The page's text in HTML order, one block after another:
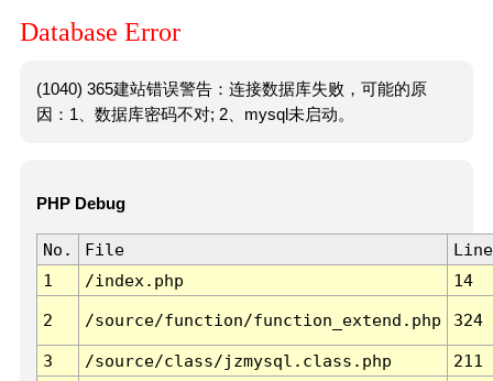
Database Error
(1040) 365建站错误警告：连接数据库失败，可能的原
因：1、数据库密码不对; 2、mysql未启动。
PHP Debug
No. File
Line
1
/index.php 14
2 /source/function/function_extend.php 324
3 /source/class/jzmysql.class.php
211